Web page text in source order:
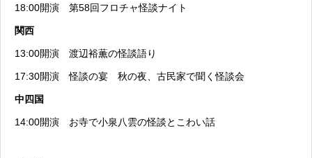
18:00開演 第58回フロチャ怪談ナイト
関西
13:00開演 渡辺裕薫の怪談語り
17:30開演怪談の宴 秋の夜、古民家で聞く怪談会
中四国
14:00開演 お寺で小泉八雲の怪談とこわい話